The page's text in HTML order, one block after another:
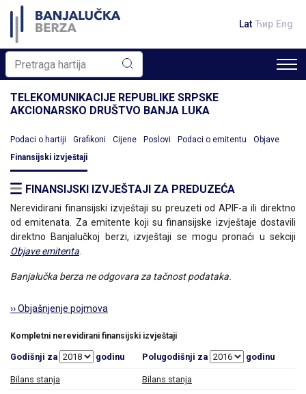
Lat Ћир Eng
TELEKOMUNIKACIJE REPUBLIKE SRPSKE
AKCIONARSKO DRUŠTVO BANJA LUKA
Podaci o hartiji Grafikoni Cijene Poslovi Podaci o emitentu
Objave
Finansijski izvještaji
FINANSIJSKI IZVJEŠTAJI ZA PREDUZEĆA
Nerevidirani finansijski izvještaji su preuzeti od APIF-a ili direktno
od emitenata. Za emitente koji su finansijske izvještaje dostavili
direktno Banjalučkoj berzi, izvještaji se mogu pronaći u sekciji
Objave emitenta
Banjalučka berza ne odgovara za tačnost podataka.
›› Objašnjenje pojmova
Kompletni nerevidirani finansijski izvještaji
Godišnji za godinu Polugodišnji za godinu
Bilans stanja Bilans stanja